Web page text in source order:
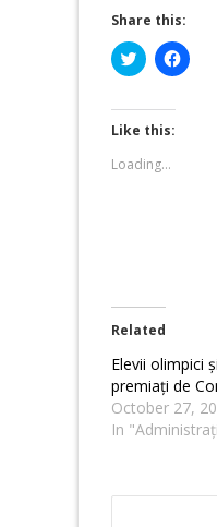
Share this:
Click
to
Twitter
(Opens
in
new
window)
Click
to
Like this:
Loading...
Related
Elevii olimpici
premiați de
October 27,
In